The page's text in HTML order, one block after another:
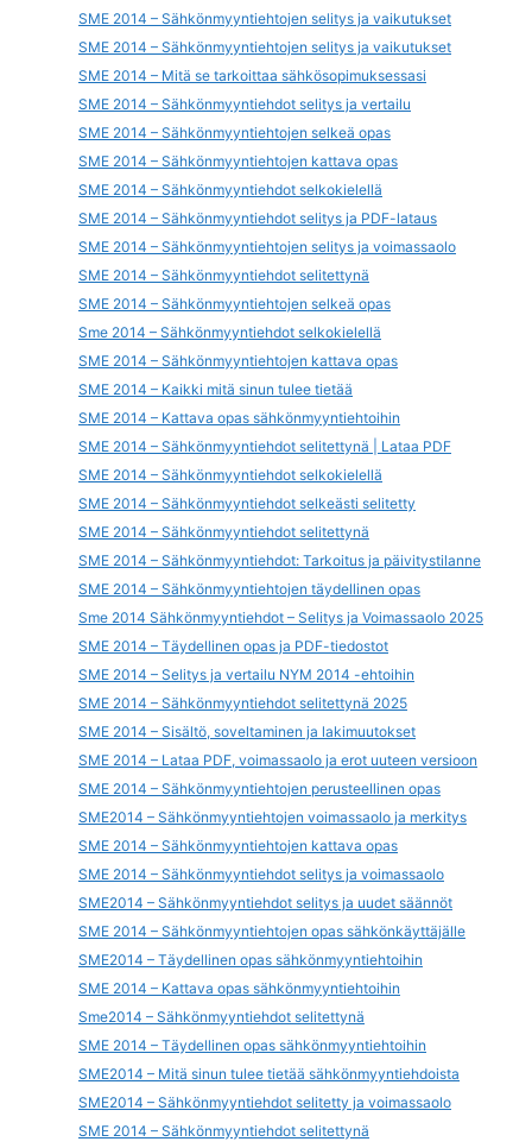
SME 2014 – Sähkönmyyntiehtojen selitys ja vaikutukset
SME 2014 – Sähkönmyyntiehtojen selitys ja vaikutukset
SME 2014 – Mitä se tarkoittaa sähkösopimuksessasi
SME 2014 – Sähkönmyyntiehdot selitys ja vertailu
SME 2014 – Sähkönmyyntiehtojen selkeä opas
SME 2014 – Sähkönmyyntiehtojen kattava opas
SME 2014 – Sähkönmyyntiehdot selkokielellä
SME 2014 – Sähkönmyyntiehdot selitys ja PDF-lataus
SME 2014 – Sähkönmyyntiehtojen selitys ja voimassaolo
SME 2014 – Sähkönmyyntiehdot selitettynä
SME 2014 – Sähkönmyyntiehtojen selkeä opas
Sme 2014 – Sähkönmyyntiehdot selkokielellä
SME 2014 – Sähkönmyyntiehtojen kattava opas
SME 2014 – Kaikki mitä sinun tulee tietää
SME 2014 – Kattava opas sähkönmyyntiehtoihin
SME 2014 – Sähkönmyyntiehdot selitettynä | Lataa PDF
SME 2014 – Sähkönmyyntiehdot selkokielellä
SME 2014 – Sähkönmyyntiehdot selkeästi selitetty
SME 2014 – Sähkönmyyntiehdot selitettynä
SME 2014 – Sähkönmyyntiehdot: Tarkoitus ja päivitystilanne
SME 2014 – Sähkönmyyntiehtojen täydellinen opas
Sme 2014 Sähkönmyyntiehdot – Selitys ja Voimassaolo 2025
SME 2014 – Täydellinen opas ja PDF-tiedostot
SME 2014 – Selitys ja vertailu NYM 2014 -ehtoihin
SME 2014 – Sähkönmyyntiehdot selitettynä 2025
SME 2014 – Sisältö, soveltaminen ja lakimuutokset
SME 2014 – Lataa PDF, voimassaolo ja erot uuteen versioon
SME 2014 – Sähkönmyyntiehtojen perusteellinen opas
SME2014 – Sähkönmyyntiehtojen voimassaolo ja merkitys
SME 2014 – Sähkönmyyntiehtojen kattava opas
SME 2014 – Sähkönmyyntiehdot selitys ja voimassaolo
SME2014 – Sähkönmyyntiehdot selitys ja uudet säännöt
SME 2014 – Sähkönmyyntiehtojen opas sähkönkäyttäjälle
SME2014 – Täydellinen opas sähkönmyyntiehtoihin
SME 2014 – Kattava opas sähkönmyyntiehtoihin
Sme2014 – Sähkönmyyntiehdot selitettynä
SME 2014 – Täydellinen opas sähkönmyyntiehtoihin
SME2014 – Mitä sinun tulee tietää sähkönmyyntiehdoista
SME2014 – Sähkönmyyntiehdot selitetty ja voimassaolo
SME 2014 – Sähkönmyyntiehdot selitettynä